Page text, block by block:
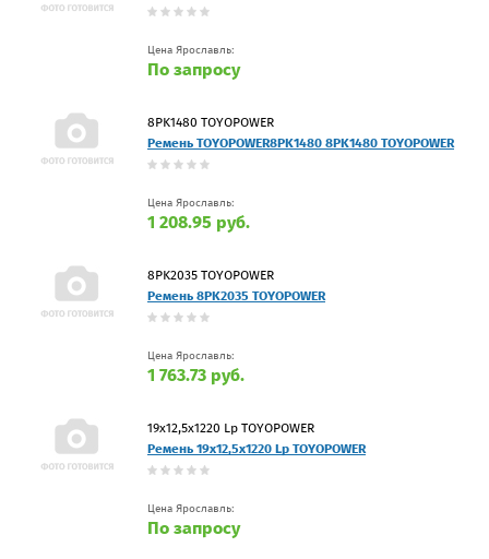
Цена Ярославль:
По запросу
8PK1480 TOYOPOWER
Ремень TOYOPOWER8PK1480 8PK1480 TOYOPOWER
Цена Ярославль:
1 208.95 руб.
8PK2035 TOYOPOWER
Ремень 8PK2035 TOYOPOWER
Цена Ярославль:
1 763.73 руб.
19x12,5x1220 Lp TOYOPOWER
Ремень 19x12,5x1220 Lp TOYOPOWER
Цена Ярославль:
По запросу